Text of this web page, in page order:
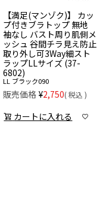
【満足(マンゾク)】 カッ
プ付きブラトップ 無地
袖なし バスト周り肌側メ
ッシュ 谷間チラ見え防止
取り外し可3Way細スト
ラップLLサイズ (37-
6802)
LL ブラック090
販売価格 ¥2,750 税込
カートに入れる